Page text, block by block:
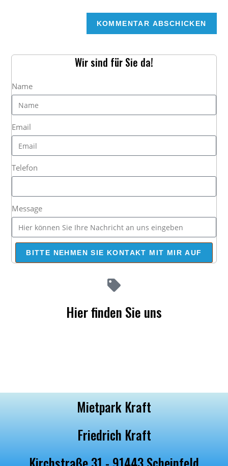
Wir sind für Sie da!
Name
Email
Telefon
Message
BITTE NEHMEN SIE KONTAKT MIT MIR AUF
Hier finden Sie uns
Mietpark Kraft
Friedrich Kraft